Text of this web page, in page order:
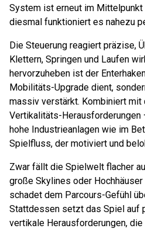
System ist erneut im Mittelpunkt
diesmal funktioniert es nahezu
Die Steuerung reagiert präzise,
Klettern, Springen und Laufen
hervorzuheben ist der
Mobilitäts-Upgrade dient,
massiv verstärkt. Kombiniert mit
Vertikalitäts-Herausforderungen
hohe Industrieanlagen wie im
Spielfluss, der motiviert und
Zwar fällt die Spielwelt flacher
große Skylines oder
schadet dem Parcours-Gefühl
Stattdessen setzt das Spiel auf
vertikale Herausforderungen,